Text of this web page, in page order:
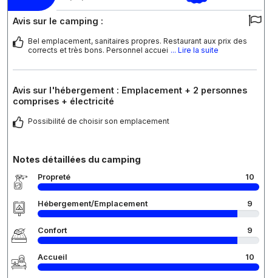
Avis sur le camping :
Bel emplacement, sanitaires propres. Restaurant aux prix des
corrects et très bons. Personnel accuei ... Lire la suite
Avis sur l'hébergement : Emplacement + 2 personnes
comprises + électricité
Possibilité de choisir son emplacement
Notes détaillées du camping
Propreté 10
Hébergement/Emplacement 9
Confort 9
Accueil 10